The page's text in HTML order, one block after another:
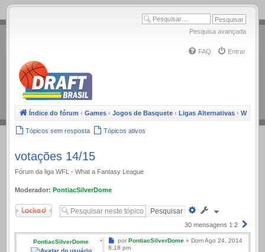
.
Pesquisa avançada
FAQ Entrar
Índice do fórum ‹ Games ‹ Jogos de Basquete ‹ Ligas Alternativas ‹ WFL
Tópicos sem resposta Tópicos ativos
votações 14/15
Fórum da liga WFL - What a Fantasy League
Moderador: PontiacSilverDome
Trancado
Pesquisa
30 mensagens 1 2
PontiacSilverDome Mensagem
por PontiacSilverDome» Dom Ago 24, 2014
8:18 pm